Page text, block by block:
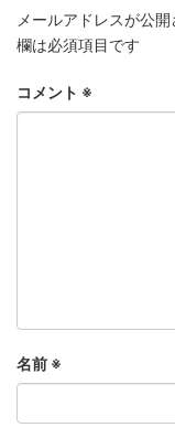
メールアドレスが公
欄は必須項目です
コメント ※
名前 ※